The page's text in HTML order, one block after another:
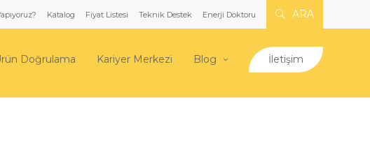
Katalog Fiyat Listesi Teknik Destek Enerji Doktoru ARA
Doğrulama Kariyer Merkezi Blog İletişim